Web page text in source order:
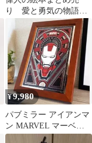
り 愛と勇気の物語
【ベルメゾン】④
¥9,980
パブミラー アイアンマ
ン MARVEL マーベル
東京コミコン限定